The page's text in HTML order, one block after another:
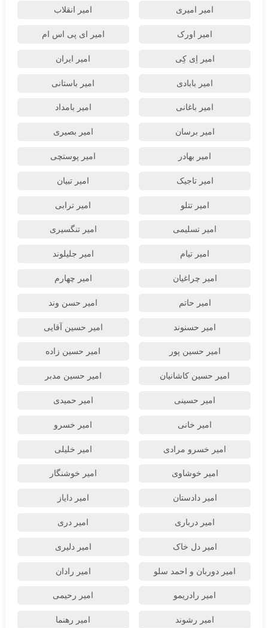
امیر امیری امیر انقلاب
امیر اورک امیر ای پی اس ام
امیر اِی کِی امیر ایران
امیر بابادی امیر باستانی
امیر باغانی امیر بامداد
امیر برسان امیر بصیری
امیر بهادر امیر پوستچی
امیر تاجیک امیر تبیان
امیر تتلو امیر ترابی
امیر تسلیمی امیر تنگسیری
امیر تیام امیر جلیلوند
امیر چراغیان امیر چهارم
امیر حاتم امیر حسن وند
امیر حسنوند امیر حسین آقایی
امیر حسین پور امیر حسین زاده
امیر حسین کاشانیان امیر حسین مدبر
امیر حسینی امیر حمیدی
امیر خانی امیر خسرو
امیر خسرو مرادی امیر خلیلی
امیر خوشاوی امیر خوشنگار
امیر دادستان امیر دایاز
امیر درباری امیر دری
امیر دل خاک امیر دلیری
امیر دوربان و احمد سلو امیر رادان
امیر رادریمو امیر رحیمی
امیر رشوند امیر رهنما